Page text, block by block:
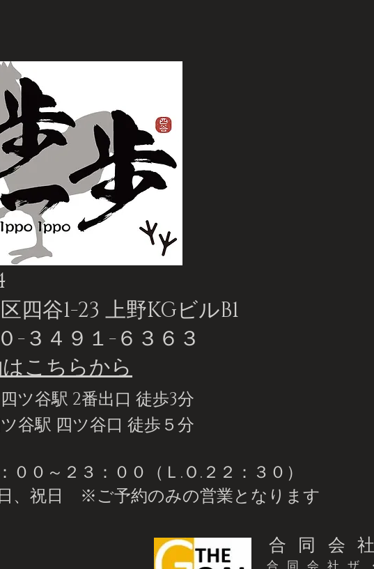
四谷1-23 上野KGビルB1
-３４９１-６３６３
こちらから
ツ谷駅 2番出口 徒歩3分
谷駅 四ツ谷口 徒歩５分
００～２３：００（Ｌ.Ｏ.２２：３０）
、祝日
​ ※ご予約のみの営業となります
合同会
合同会社ザ